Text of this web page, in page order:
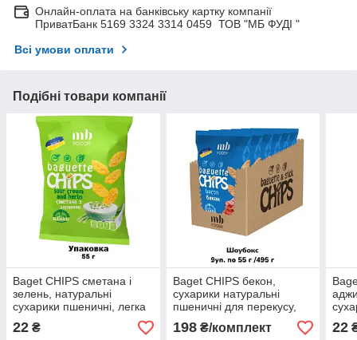
Онлайн-оплата на банківську картку компанії
ПриватБанк 5169 3324 3314 0459 ТОВ "МБ ФУДІ "
Всі умови оплати
Подібні товари компанії
Baget CHIPS сметана і
зелень, натуральні
сухарики пшеничні, легка
закуска з собою в кіно або
на прогулянку
22 ₴
Baget CHIPS бекон,
сухарики натуральні
пшеничні для перекусу,
відпочинку великою
198₴/комплект 22